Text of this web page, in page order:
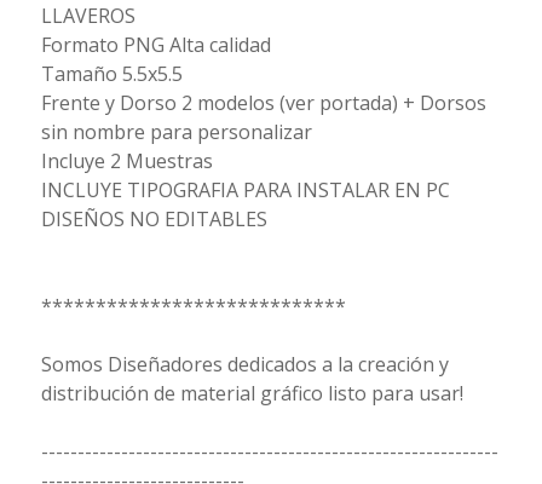
LLAVEROS
Formato PNG Alta calidad
Tamaño 5.5x5.5
Frente y Dorso 2 modelos (ver portada) + Dorsos
sin nombre para personalizar
Incluye 2 Muestras
INCLUYE TIPOGRAFIA PARA INSTALAR EN PC
DISEÑOS NO EDITABLES
****************************
Somos Diseñadores dedicados a la creación y
distribución de material gráfico listo para usar!
---------------------------------------------------------------